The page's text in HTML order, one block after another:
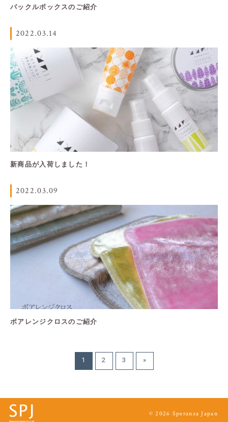
バックルボックスのご紹介
2022.03.14
新商品が入荷しました！
2022.03.09
ボアレンジクロスのご紹介
1 2 3 »
© 2026 Speranza Japan